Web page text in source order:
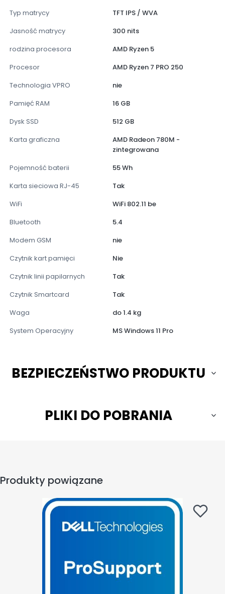
Typ matrycy
TFT IPS / WVA
Jasność matrycy
300 nits
rodzina procesora
AMD Ryzen 5
Procesor
AMD Ryzen 7 PRO 250
Technologia VPRO
nie
Pamięć RAM
16 GB
Dysk SSD
512 GB
Karta graficzna
AMD Radeon 780M -
zintegrowana
Pojemność baterii
55 Wh
Karta sieciowa RJ-45
Tak
WiFi
WiFi 802.11 be
Bluetooth
5.4
Modem GSM
nie
Czytnik kart pamięci
Nie
Czytnik linii papilarnych
Tak
Czytnik Smartcard
Tak
Waga
do 1.4 kg
System Operacyjny
MS Windows 11 Pro
BEZPIECZEŃSTWO PRODUKTU
PLIKI DO POBRANIA
Produkty powiązane